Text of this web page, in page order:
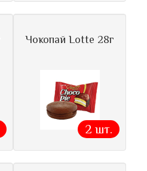
Чокопай Lotte 28г
2 шт.